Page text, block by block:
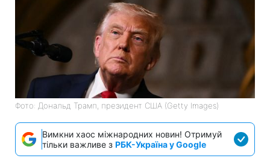
Фото: Дональд Трамп, президент США (Getty Images)
Вимкни хаос міжнародних новин! Отримуй
тільки важливе з РБК-Україна у Google